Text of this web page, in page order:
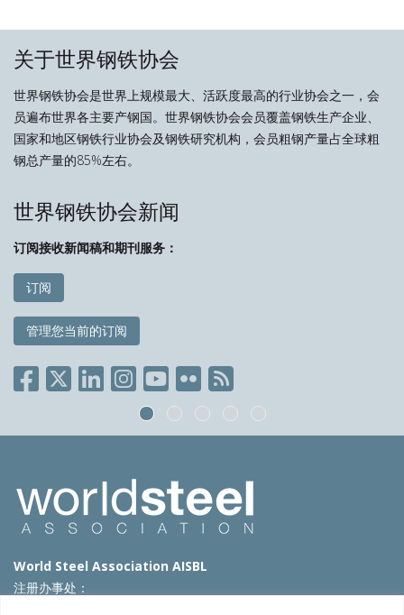
关于世界钢铁协会
世界钢铁协会是世界上规模最大、活跃度最高的行业协会之一，会
员遍布世界各主要产钢国。世界钢铁协会会员覆盖钢铁生产企业、
国家和地区钢铁行业协会及钢铁研究机构，会员粗钢产量占全球粗
钢总产量的85%左右。
世界钢铁协会新闻
订阅接收新闻稿和期刊服务：
订阅
管理您当前的订阅
World Steel Association AISBL
注册办事处：